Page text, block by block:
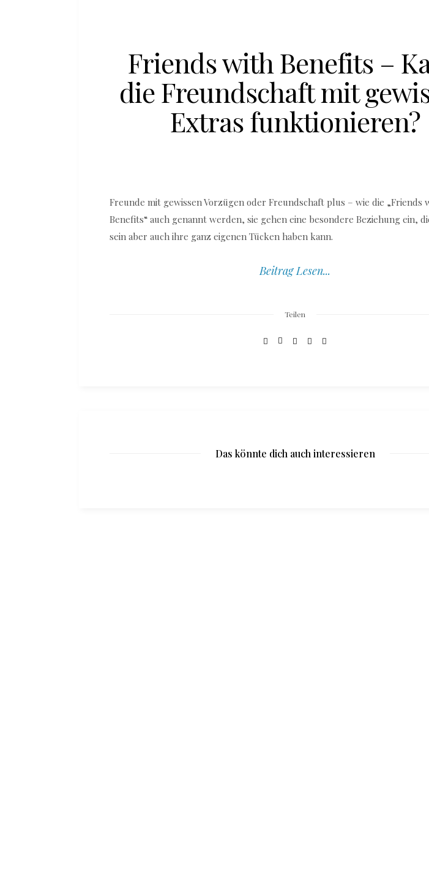
Friends with Benefits –
die Freundschaft mit
Extras funktionieren?
Freunde mit gewissen Vorzügen oder Freundschaft plus – wie die „Friends
Benefits“ auch genannt werden, sie gehen eine besondere Beziehung ein,
sein aber auch ihre ganz eigenen Tücken haben kann.
Beitrag Lesen...
Teilen
Das könnte dich auch interessieren